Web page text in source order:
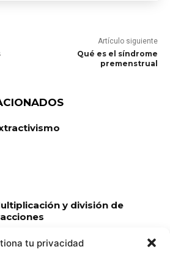
tu privacidad
Artículo siguiente
Qué es el síndrome
premenstrual
y división de